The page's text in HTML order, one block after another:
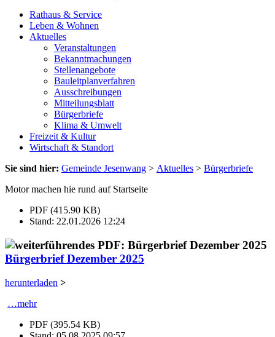
Rathaus & Service
Leben & Wohnen
Aktuelles
Veranstaltungen
Bekanntmachungen
Stellenangebote
Bauleitplanverfahren
Ausschreibungen
Mitteilungsblatt
Bürgerbriefe
Klima & Umwelt
Freizeit & Kultur
Wirtschaft & Standort
Sie sind hier: Gemeinde Jesenwang > Aktuelles > Bürgerbriefe
Motor machen hie rund auf Startseite
PDF (415.90 KB)
Stand: 22.01.2026 12:24
Bürgerbrief Dezember 2025
herunterladen >
…mehr
PDF (395.54 KB)